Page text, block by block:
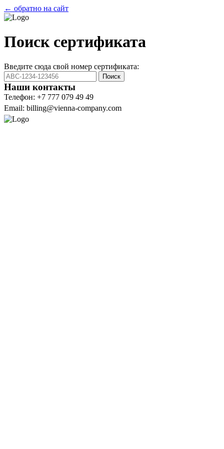
← обратно на сайт
Поиск сертификата
Введите сюда свой номер сертификата:
Поиск
Наши контакты
Телефон: +7 777 079 49 49
Email: billing@vienna-company.com